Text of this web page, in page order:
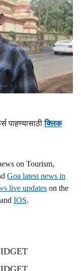
पाहण्यासाठीक्लिक
on Tourism,
Goa latest news in
live updates on the
and IOS.